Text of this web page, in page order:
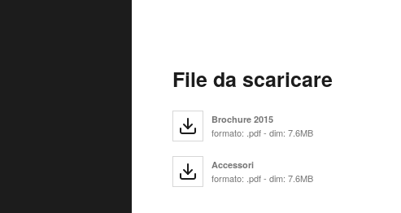
File da scaricare
Brochure 2015
formato: .pdf - dim: 7.6MB
Accessori
formato: .pdf - dim: 7.6MB